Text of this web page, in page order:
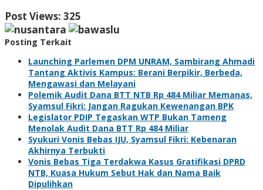
Post Views: 325
Posting Terkait
Launching Parlemen DPM UNRAM, Sambirang Ahmadi
Tantang Aktivis Kampus: Berani Berpikir, Berbeda,
Mengawasi dan Melayani
Polemik Audit Dana BTT NTB Rp 484 Miliar Memanas,
Syamsul Fikri: Jangan Ragukan Kewenangan BPK
Legislator PDIP Tegaskan WTP Bukan Tameng
Menolak Audit Dana BTT Rp 484 Miliar
Syukuri Vonis Bebas IJU, Syamsul Fikri: Kebenaran
Akhirnya Terbukti
Vonis Bebas Tiga Terdakwa Kasus Gratifikasi DPRD
NTB, Kuasa Hukum Sebut Hak dan Nama Baik
Dipulihkan